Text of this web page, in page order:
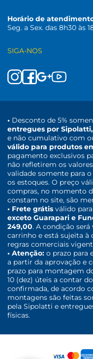
Horário de
Seg. a Sex. das 8h30 às
SIGA-NOS
• Desconto de 5%
entregues por Sipolatti,
e não cumulativo com
válido para produtos
pagamento exclusivos
não refletirem os
validade somente para
os estoques. O preço
compras, no momento
constam no site, são
• Frete grátis válido
exceto Guarapari e
249,00. A condição
carrinho e está sujeita à
regras comerciais
• Atenção: o prazo para
a partir da aprovação e
prazo para montagem
10 (dez) úteis a contar
confirmada, de acordo
montagens são feitas
pela Sipolatti e
físicas.